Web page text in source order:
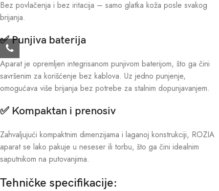
Bez povlačenja i bez iritacija – samo glatka koža posle svakog
brijanja.
✅ Punjiva baterija
Aparat je opremljen integrisanom punjivom baterijom, što ga čini
savršenim za korišćenje bez kablova. Uz jedno punjenje,
omogućava više brijanja bez potrebe za stalnim dopunjavanjem.
✅ Kompaktan i prenosiv
Zahvaljujući kompaktnim dimenzijama i laganoj konstrukciji, ROZIA
aparat se lako pakuje u neseser ili torbu, što ga čini idealnim
saputnikom na putovanjima.
Tehničke specifikacije: